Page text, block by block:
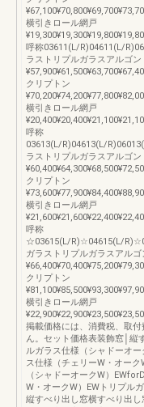
横引きロール網戸
呼称03611(L/R)04611(L/
ラストリプルガラスアルゴン
クリプトン
横引きロール網戸
呼称
03613(L/R)04613(L/
ラストリプルガラスアルゴン
クリプトン
横引きロール網戸
呼称
☆03615(L/R)☆04615(L/
ガラストリプルガラスアルゴ
クリプトン
横引きロール網戸
掲載価格には、消費税、取
ん。セット価格表装飾窓│
ルガラス仕様（シャドーオ
ス仕様（チェリーW・オー
（シャドーオークW）
W・オークW）EWトリプル
縦すべり出し窓横すべり出